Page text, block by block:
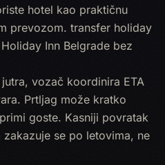
hotel kao praktičnu
prevozom. transfer holiday
Inn Belgrade bez
vozač koordinira ETA
Prtljag može kratko
goste. Kasniji povratak
se po letovima, ne